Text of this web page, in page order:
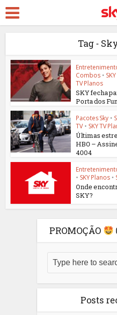
Tag -
Combos •
TV Planos
SKY fecha
Porta dos
Pacotes Sky •
TV • SKY TV
Últimas
HBO –
4004
• SKY Planos •
Onde
SKY?
PROMOÇÃO
Posts